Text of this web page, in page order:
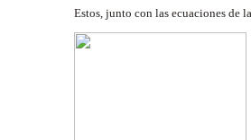
Estos, junto con las ecuaciones de